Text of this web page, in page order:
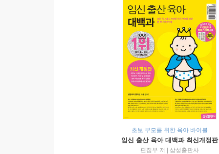
초보 부모를 위한 육아 바이블
임신 출산 육아 대백과 최신개정판
편집부 저
삼성출판사